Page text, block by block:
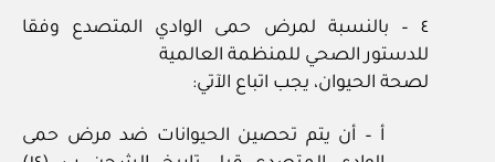
٤ – بالنسبة لمرض حمى الوادي المتصدع وفقا
للدستور الصحي للمنظمة العالمية
لصحة الحيوان، يجب اتباع الآتي:
أ – أن يتم تحصين الحيوانات ضد مرض حمى